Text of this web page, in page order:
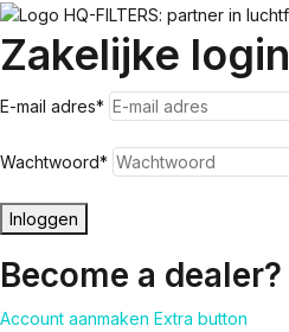
Zakelijke login
E-mail adres*
Wachtwoord*
Inloggen
Become a dealer?
Account aanmaken Extra button